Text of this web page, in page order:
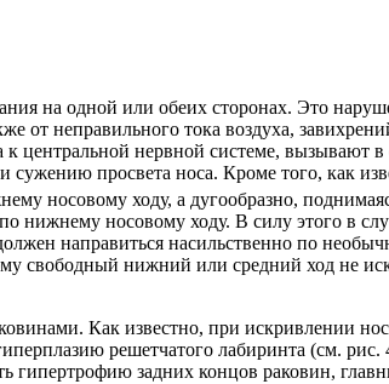
на одной или обеих сторонах. Это
от неправильного тока воздуха,
центральной нервной системе, вызывают
просвета носа. Кроме того, как
носовому ходу, а дугообразно,
нижнему носовому ходу. В силу этого в
направиться насильственно по
свободный нижний или средний ход не
Как известно, при искривлении
решетчатого лабиринта (см. рис.
гипертрофию задних концов раковин,